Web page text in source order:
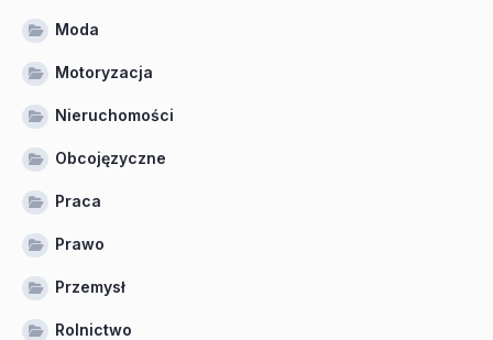
Moda
Motoryzacja
Nieruchomości
Obcojęzyczne
Praca
Prawo
Przemysł
Rolnictwo